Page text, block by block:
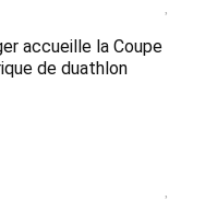
accueille la Coupe
de duathlon